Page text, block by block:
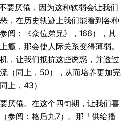
要厌倦，因为这种软弱会让我们
，在历史轨迹上我们能看到各种
阅：《众位弟兄》，166），其
瘾，那会使人际关系变得薄弱。
，让我们抵抗这些诱惑，并透过
（同上，50），从而培养更加完
上，43）
厌倦。在这个四旬期，让我们喜
参阅：格后九7）。那「供给播